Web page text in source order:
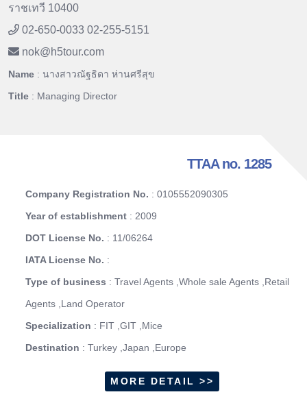
ราชเทวี 10400
02-650-0033 02-255-5151
nok@h5tour.com
Name : นางสาวณัฐธิดา ห่านศรีสุข
Title : Managing Director
TTAA no. 1285
Company Registration No. : 0105552090305
Year of establishment : 2009
DOT License No. : 11/06264
IATA License No. :
Type of business : Travel Agents ,Whole sale Agents ,Retail
Agents ,Land Operator
Specialization : FIT ,GIT ,Mice
Destination : Turkey ,Japan ,Europe
MORE DETAIL >>